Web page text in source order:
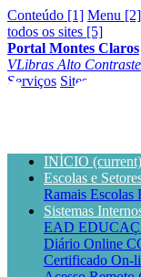
Conteúdo [1] Menu [2]
todos os sites [5]
Portal Montes Claros
VLibras Alto Contraste
Serviços Sites
INÍCIO (current)
Escolas e
Ramais Escolas
Sistemas
EAD
Diário Online
Certificado On-